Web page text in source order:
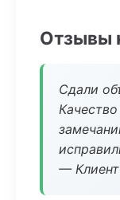
Отзывы
Сдали
—